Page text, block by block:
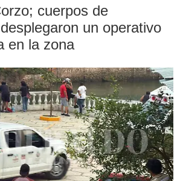
cuerpos de
un operativo
en la zona